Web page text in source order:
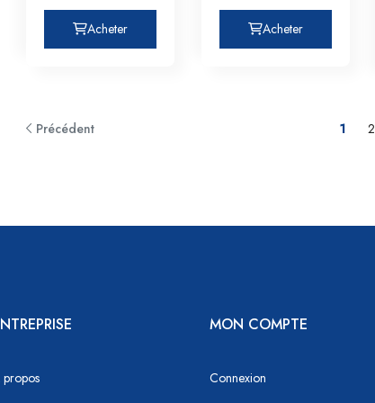
Acheter Acheter
Précédent 1 2
propos
MON COMPTE
Connexion